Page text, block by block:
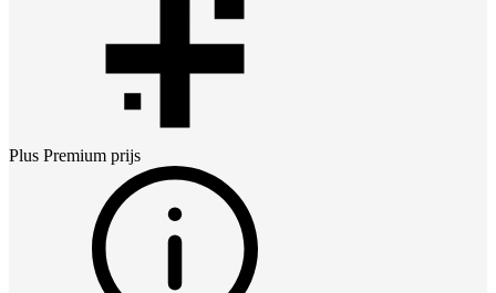
Plus Premium prijs